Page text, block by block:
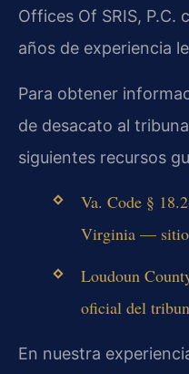
Offices Of SRIS, P.C.
años de experiencia
Para obtener
de desacato al
siguientes recursos
Va. Code §
Virginia —
Loudoun
oficial del
En nuestra